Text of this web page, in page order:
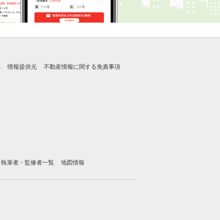
情報提供元 不動産情報に関する免責事項
執筆者・監修者一覧 地図情報